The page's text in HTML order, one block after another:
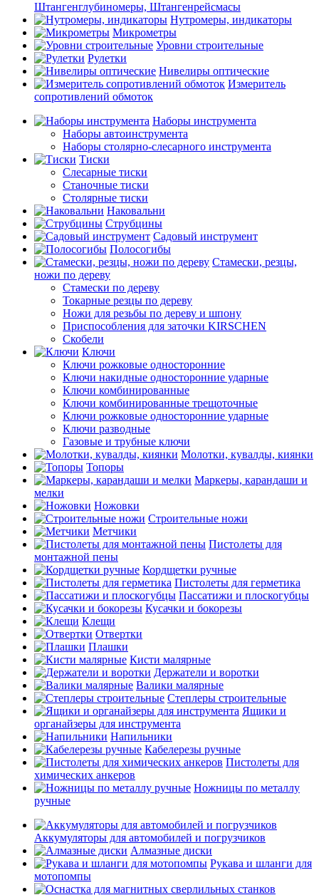
Штангенглубиномеры, Штангенрейсмасы
Нутромеры, индикаторы
Микрометры
Уровни строительные
Рулетки
Нивелиры оптические
Измеритель
сопротивлений обмоток
Наборы инструмента
Наборы автоинструмента
Наборы столярно-слесарного инструмента
Тиски
Слесарные тиски
Станочные тиски
Столярные тиски
Наковальни
Струбцины
Садовый инструмент
Полосогибы
Стамески, резцы,
ножи по дереву
Стамески по дереву
Токарные резцы по дереву
Ножи для резьбы по дереву и шпону
Приспособления для заточки KIRSCHEN
Скобели
Ключи
Ключи рожковые односторонние
Ключи накидные односторонние ударные
Ключи комбинированные
Ключи комбинированные трещоточные
Ключи рожковые односторонние ударные
Ключи разводные
Газовые и трубные ключи
Молотки, кувалды, киянки
Топоры
Маркеры, карандаши и
мелки
Ножовки
Строительные ножи
Метчики
Пистолеты для
монтажной пены
Кордщетки ручные
Пистолеты для герметика
Пассатижи и плоскогубцы
Кусачки и бокорезы
Клещи
Отвертки
Плашки
Кисти малярные
Держатели и воротки
Валики малярные
Степлеры строительные
Ящики и
органайзеры для инструмента
Напильники
Кабелерезы ручные
Пистолеты для
химических анкеров
Ножницы по металлу
ручные
Аккумуляторы для автомобилей и погрузчиков
Алмазные диски
Рукава и шланги для
мотопомпы